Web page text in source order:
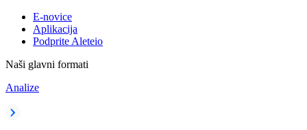
E-novice
Aplikacija
Podprite Aleteio
Naši glavni formati
Analize